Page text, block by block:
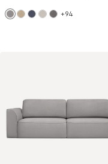
+94